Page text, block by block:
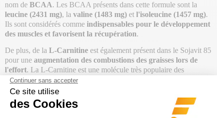
nom de BCAA. Les BCAA présents dans cette formule sont la
leucine (2431 mg), la valine (1483 mg) et l'isoleucine (1457 mg).
Ils sont considérés comme indispensables pour le développement
des muscles et favorisent la récupération.
De plus, de la L-Carnitine est également présent dans le Sojavit 85
pour une augmentation des combustions des graisses lors de
l'effort. La L-Carnitine est une molécule très populaire des
personnes en quête deperte de masse graisseuse
Parfait pour prendre du muscle sec, le Sojavit 85 est extrêmement
faible en glucides (0,35 g dont <0,1 g de sucre par dose) et en